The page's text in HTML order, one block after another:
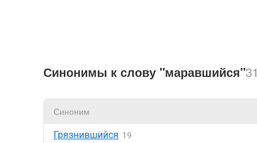
Синонимы к слову "маравшийся"31
Синоним
Грязнившийся 19